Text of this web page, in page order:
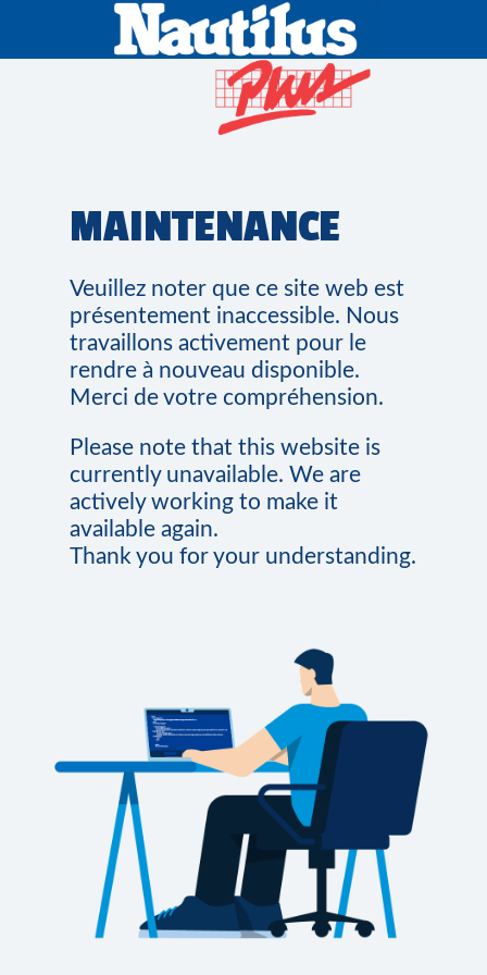
MAINTENANCE
Veuillez noter que ce site web est
présentement inaccessible. Nous
travaillons activement pour le
rendre à nouveau disponible.
Merci de votre compréhension.
Please note that this website is
currently unavailable. We are
actively working to make it
available again.
Thank you for your understanding.